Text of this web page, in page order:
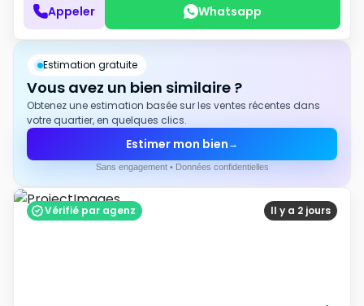
Appeler Whatsapp
Estimation gratuite
Vous avez un bien similaire ?
Obtenez une estimation basée sur les ventes récentes dans
votre quartier, en quelques clics.
Estimer mon bien →
Sans engagement • Données confidentielles
Il y a 2 jours
Vérifié par agenz